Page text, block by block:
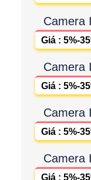
Camera
Giá : 5%-
Camera
Giá : 5%-
Camera
Giá : 5%-
Camera
Giá : 5%-